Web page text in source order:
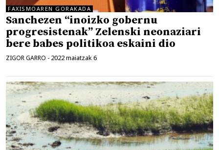
FAXISMOAREN GORAKADA
Sanchezen “inoizko gobernu
progresistenak” Zelenski neonaziari
bere babes politikoa eskaini dio
ZIGOR GARRO - 2022 maiatzak 6